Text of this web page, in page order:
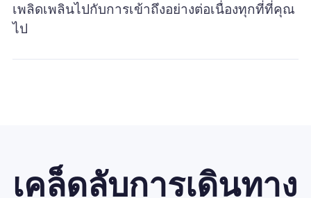
เพลิดเพลินไปกับการเข้าถึงอย่างต่อเนื่องทุกที่ที่คุณ
ไป
เคล็ดลับการเดินทาง